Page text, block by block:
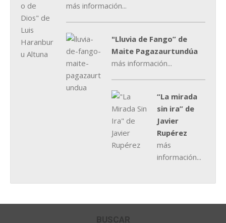
más información...
"Lluvia de Fango” de
Maite Pagazaurtundúa
más información...
“La mirada
sin ira” de
Javier
Rupérez
más
información...
BUSCAR